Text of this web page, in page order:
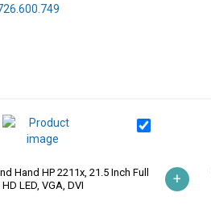
Hand HP 2211x, 21.5 Inch Full
HD LED, VGA, DVI
+